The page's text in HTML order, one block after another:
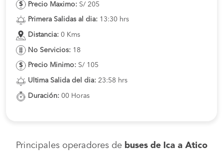
Precio Maximo: S/ 205
Primera Salidas al dia: 13:30 hrs
Distancia: 0 Kms
No Servicios: 18
Precio Minimo: S/ 105
Ultima Salida del dia: 23:58 hrs
Duración: 00 Horas
Principales operadores de buses de Ica a Atico